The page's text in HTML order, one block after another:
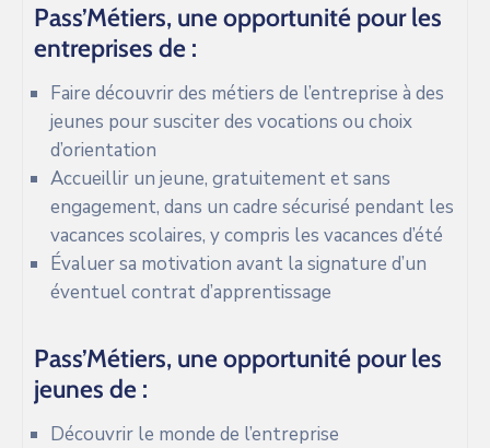
Pass’Métiers, une opportunité pour les
entreprises de :
Faire découvrir des métiers de l’entreprise à des
jeunes pour susciter des vocations ou choix
d’orientation
Accueillir un jeune, gratuitement et sans
engagement, dans un cadre sécurisé pendant les
vacances scolaires, y compris les vacances d’été
Évaluer sa motivation avant la signature d’un
éventuel contrat d’apprentissage
Pass’Métiers, une opportunité pour les
jeunes de :
Découvrir le monde de l’entreprise